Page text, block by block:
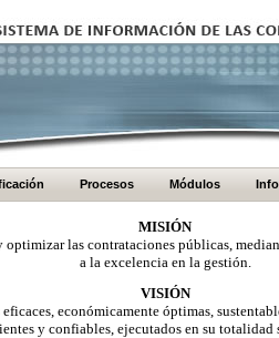
Procesos Módulos
MISIÓN
las contrataciones públicas,
a la excelencia en la gestión.
VISIÓN
económicamente óptimas,
y confiables, ejecutados en su